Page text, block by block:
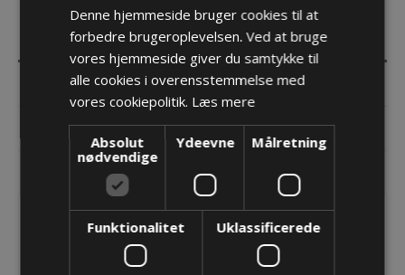
BESKRIVELSE
SPECIFIKATIONER
DOKUMENTER
KONTAKT OS
JSGB Clip - NW48
Denne hjemmeside bruger cookies til at
forbedre brugeroplevelsen. Ved at bruge
vores hjemmeside giver du samtykke til
alle cookies i overensstemmelse med
vores cookiepolitik. Læs mere
Absolut
nødvendige
Ydeevne Målretning
Funktionalitet Uklassificerede